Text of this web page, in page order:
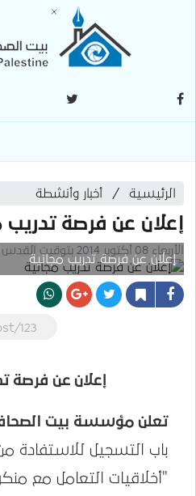
الرئيسية أخبار وأنشطة
إعلان عن فرصة تدريب
الأربعاء 08 أكتوبر 2014 بتوقيت القدس المحتلة
إعلان عن فرصة تدريب مجانية
123
إعلان عن فرصة
تعلن مؤسسة بيت
باب التسجيل للاستفادة
"أخلاقيات التعامل مع